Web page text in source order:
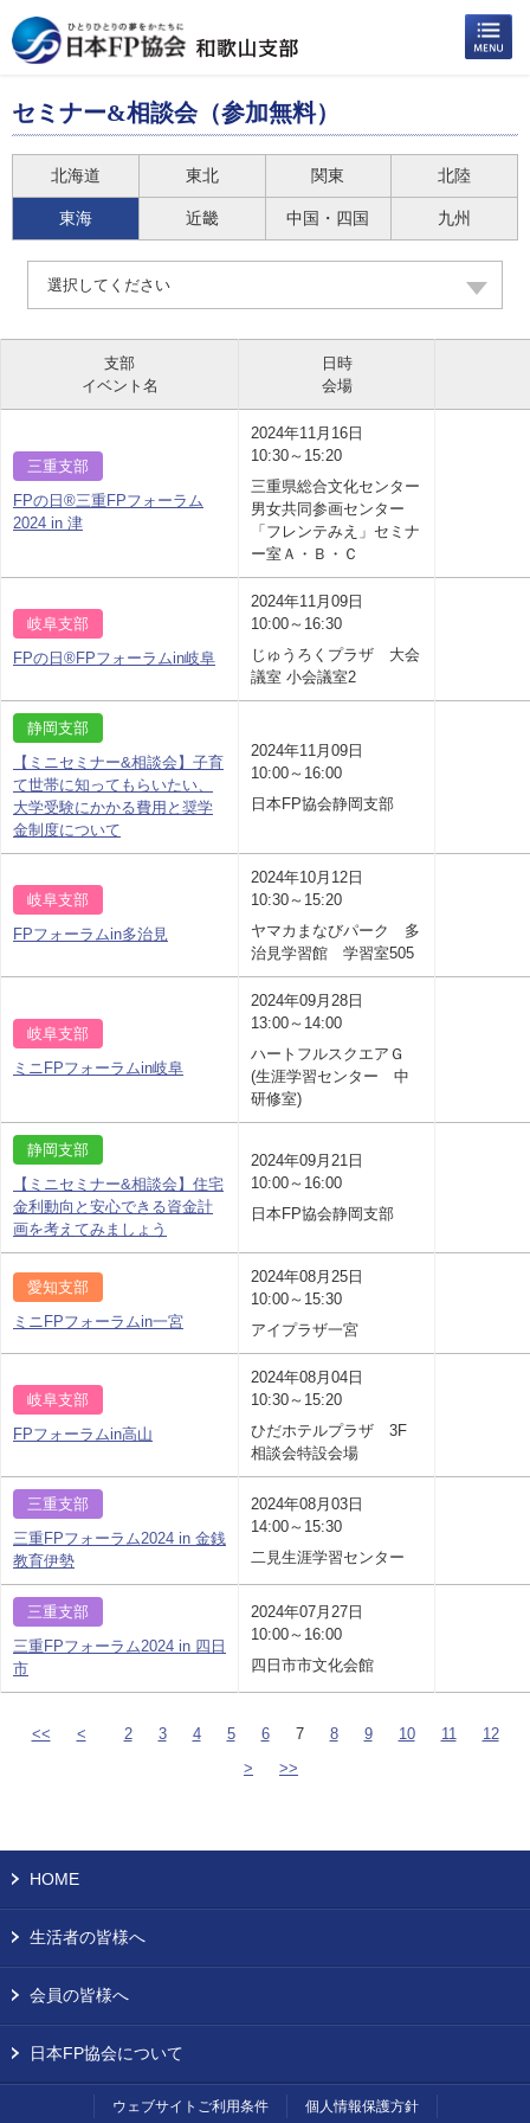
セミナー&相談会（参加無料）
北海道 東北 関東 北陸
東海 近畿 中国・四国 九州
選択してください
支部
イベント名
日時
会場
三重支部
FPの日®三重FPフォーラム
2024 in 津
2024年11月16日
10:30～15:20
三重県総合文化センター
男女共同参画センター
「フレンテみえ」セミナ
ー室Ａ・Ｂ・Ｃ
岐阜支部
FPの日®FPフォーラムin岐阜
2024年11月09日
10:00～16:30
じゅうろくプラザ 大会
議室 小会議室2
静岡支部
【ミニセミナー&相談会】子育
て世帯に知ってもらいたい、
大学受験にかかる費用と奨学
金制度について
2024年11月09日
10:00～16:00
日本FP協会静岡支部
岐阜支部
FPフォーラムin多治見
2024年10月12日
10:30～15:20
ヤマカまなびパーク 多
治見学習館 学習室505
岐阜支部
ミニFPフォーラムin岐阜
2024年09月28日
13:00～14:00
ハートフルスクエアＧ
(生涯学習センター 中
研修室)
静岡支部
【ミニセミナー&相談会】住宅
金利動向と安心できる資金計
画を考えてみましょう
2024年09月21日
10:00～16:00
日本FP協会静岡支部
愛知支部
ミニFPフォーラムin一宮
2024年08月25日
10:00～15:30
アイプラザ一宮
岐阜支部
FPフォーラムin高山
2024年08月04日
10:30～15:20
ひだホテルプラザ 3F
相談会特設会場
三重支部
三重FPフォーラム2024 in 金銭
教育伊勢
2024年08月03日
14:00～15:30
二見生涯学習センター
三重支部
三重FPフォーラム2024 in 四日
市
2024年07月27日
10:00～16:00
四日市市文化会館
<< < 2 3 4 5 6 7 8 9 10 11
12
>
>>
HOME
生活者の皆様へ
会員の皆様へ
日本FP協会について
ウェブサイトご利用条件 個人情報保護方針